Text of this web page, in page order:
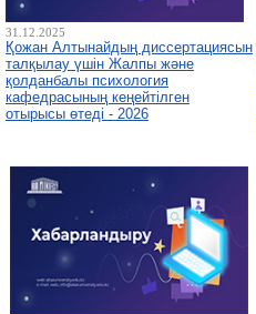
31.12.2025
Қожан Алтынайдың диссертациясын
талқылау үшін Жалпы және
қолданбалы психология
кафедрасының кеңейтілген
отырысы өтеді - 2026